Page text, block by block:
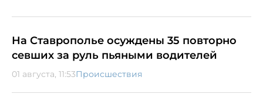
На Ставрополье осуждены 35 повторно
севших за руль пьяными водителей
01 августа, 11:53Происшествия